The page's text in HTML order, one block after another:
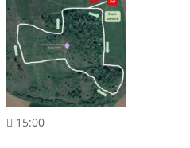
15:00